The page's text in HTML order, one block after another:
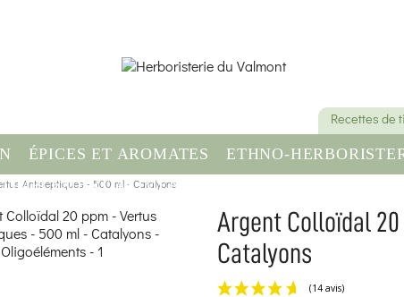
Recettes de
ÉPICES ET AROMATES ETHNO-
ALIMENTAIRE
Antiseptiques - 500 ml - Catalyons
Argent Colloïdal
Catalyons